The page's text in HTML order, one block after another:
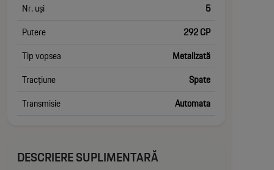
Nr. uși
5
Putere
292 CP
Tip vopsea
Metalizată
Tracțiune
Spate
Transmisie
Automata
DESCRIERE SUPLIMENTARĂ